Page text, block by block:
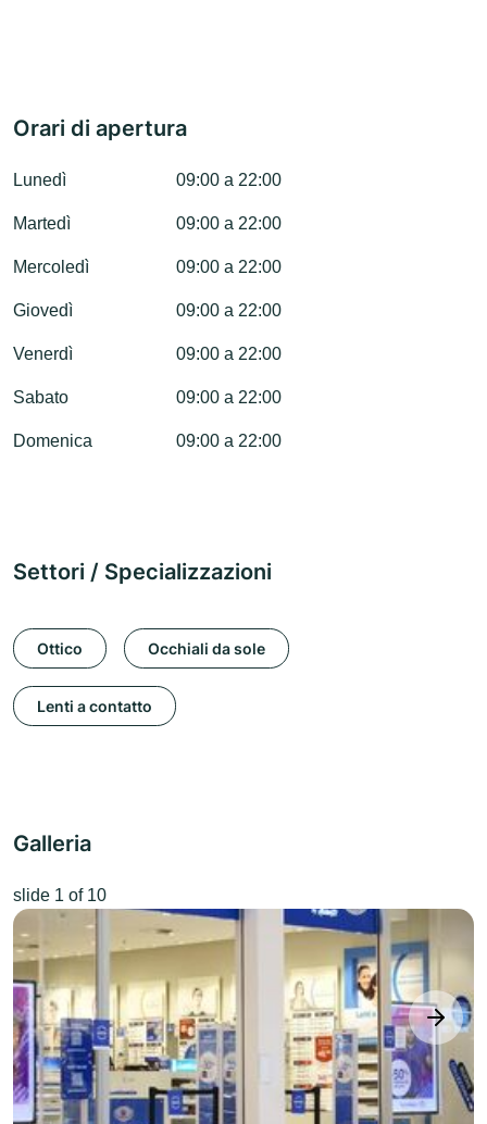
Orari di apertura
Lunedì 09:00 a 22:00
Martedì 09:00 a 22:00
Mercoledì 09:00 a 22:00
Giovedì 09:00 a 22:00
Venerdì 09:00 a 22:00
Sabato 09:00 a 22:00
Domenica 09:00 a 22:00
Settori / Specializzazioni
Ottico Occhiali da sole
Lenti a contatto
Galleria
next
slide 1 of 10